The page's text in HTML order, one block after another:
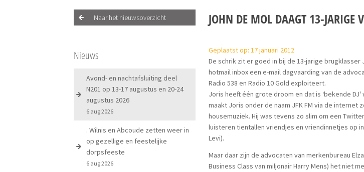
Naar het nieuwsoverzicht
Nieuws
Avond- en nachtafsluiting deel
N201 op 13-17 augustus en 20-24
augustus 2026
6 aug 2026
. Wilnis en Abcoude zetten weer in
op gezellige en feestelijke
dorpsfeeste
6 aug 2026
JOHN DE MOL DAAGT 13-JARIGE
Geplaatst op: 17 januari 2012
De schrik zit er goed in bij de 13-jarige brugklasser
hotmail inbox een e-mail dagvaarding van de
Radio 538 en Radio 10 Gold exploiteert.
Joris heeft één grote droom en dat is ‘bekende
maakt Joris onder de naam JFK FM via de internet
housemuziek. Hij was tevens zo slim om een
luisteren tientallen vriendjes en vriendinnetjes op
Levi).
Maar daar zijn de advocaten van merkenbureau
Business Class van miljonair Harry Mens) het niet